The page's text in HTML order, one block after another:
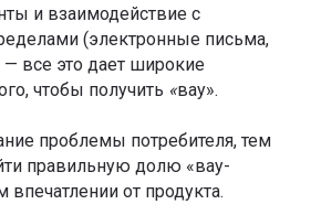
и взаимодействие с
(электронные письма,
все это дает широкие
чтобы получить «вау».
проблемы потребителя, тем
правильную долю «вау-
от продукта.